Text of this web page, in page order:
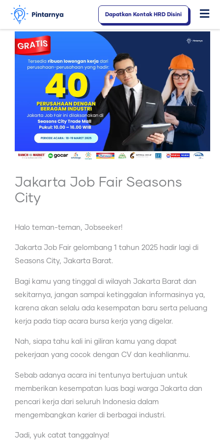
Lewati
konten
Dapatkan Kontak HRD Disini
Jakarta Job Fair Seasons
City
Halo teman-teman, Jobseeker!
Jakarta Job Fair gelombang 1 tahun 2025 hadir lagi di
Seasons City, Jakarta Barat.
Bagi kamu yang tinggal di wilayah Jakarta Barat dan
sekitarnya, jangan sampai ketinggalan informasinya ya,
karena akan selalu ada kesempatan baru serta peluang
kerja pada tiap acara bursa kerja yang digelar.
Nah, siapa tahu kali ini giliran kamu yang dapat
pekerjaan yang cocok dengan CV dan keahlianmu.
Sebab adanya acara ini tentunya bertujuan untuk
memberikan kesempatan luas bagi warga Jakarta dan
pencari kerja dari seluruh Indonesia dalam
mengembangkan karier di berbagai industri.
Jadi, yuk catat tanggalnya!